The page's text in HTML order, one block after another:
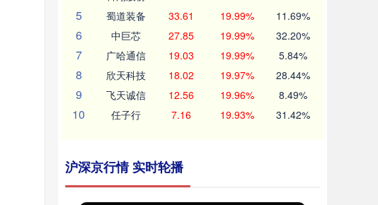
5 蜀道装备 33.61 19.99% 11.69%
6 中巨芯 27.85 19.99% 32.20%
7 广哈通信 19.03 19.99% 5.84%
8 欣天科技 18.02 19.97% 28.44%
9 飞天诚信 12.56 19.96% 8.49%
10 任子行 7.16 19.93% 31.42%
沪深京行情 实时轮播